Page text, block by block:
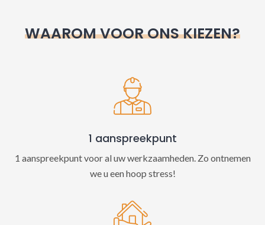
WAAROM VOOR ONS KIEZEN?
1 aanspreekpunt
1 aanspreekpunt voor al uw werkzaamheden. Zo ontnemen
we u een hoop stress!